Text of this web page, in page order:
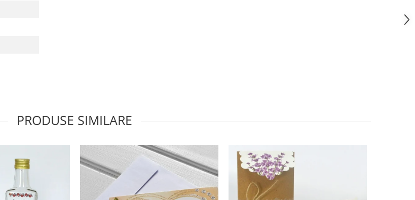
PRODUSE SIMILARE